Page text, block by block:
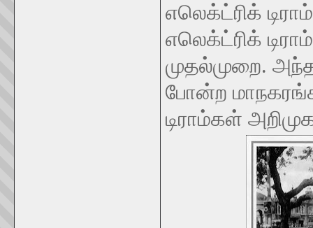
எலெக்ட்ரிக்
எலெக்ட்ரிக்
முதல்முறை.
போன்ற
டிராம்கள்